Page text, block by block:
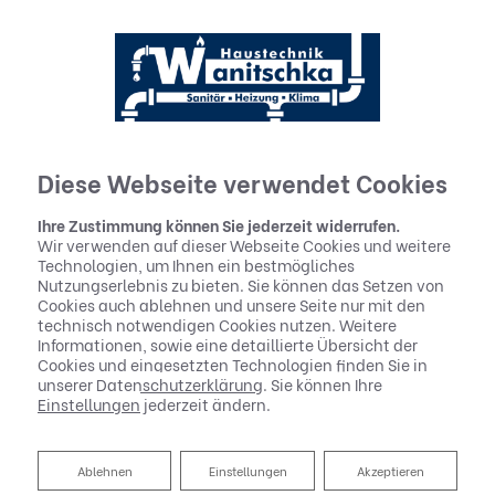
Raumklimatisierung
Diese Webseite verwendet Cookies
Ihre Zustimmung können Sie jederzeit widerrufen.
Wir verwenden auf dieser Webseite Cookies und weitere
Technologien, um Ihnen ein bestmögliches
Nutzungserlebnis zu bieten. Sie können das Setzen von
Cookies auch ablehnen und unsere Seite nur mit den
technisch notwendigen Cookies nutzen. Weitere
Informationen, sowie eine detaillierte Übersicht der
Cookies und eingesetzten Technologien finden Sie in
unsererDatenschutzerklärung. Sie können Ihre
Einstellungen jederzeit ändern.
Akzeptieren
Einstellungen
Ablehnen
Ablehnen